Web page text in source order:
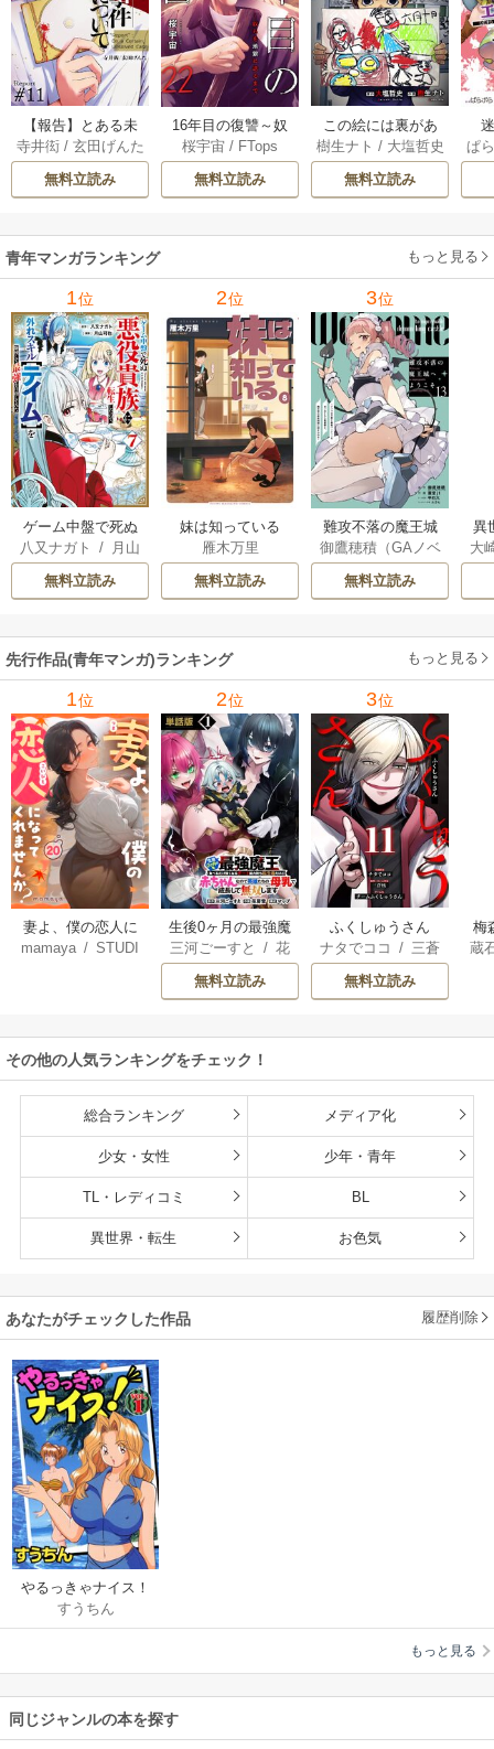
【報告】とある未
解決事件について 1
1巻
寺井衒/ 玄田げんた
無料立読み
16年目の復讐～奴
らを地獄に送るま
で 22巻
桜宇宙 / FTops
無料立読み
この絵には裏があ
る 6巻
樹生ナト / 大塩哲史
無料立読み
ぱ
青年マンガランキング もっと見る
1位
ゲーム中盤で死ぬ
悪役貴族に転生し
たので、外れスキ
ル【テイム】を駆
してみた
八又ナガト /
月山
可也
無料立読み
2位
妹は知っている
雁木万里
無料立読み
3位
難攻不落の魔王城
へようこそ～デバ
フは不要と勇者パ
ーティーを追い出
魔王軍の最高幹部
に迎えられる～
御鷹穂積（GAノベ
ル／SBクリエイテ
ィブ刊）/蚕堂j1
六/ユウヒ
無料立読み
異
は
大
Ａ
先行作品(青年マンガ)ランキング もっと見る
1位
妻よ、僕の恋人に
なってくれません
mamaya/STUDI
2位
生後0ヶ月の最強魔
王 食べるだけ強
くなるチート能力
持ち転生者だけど
雄たちの母乳で成
長して無双します
三河ごーすと /花
房雪/ マップ
無料立読み
3位
ふくしゅうさん
ナタでココ /三蒼
/
チームふくし
ゅうさん
無料立読み
梅
蔵
その他の人気ランキングをチェック！
総合ランキング メディア化
少女・女性 少年・青年
TL・レディコミ BL
異世界・転生 お色気
あなたがチェックした作品 履歴削除
やるっきゃナイス！
すうちん
もっと見る
同じジャンルの本を探す